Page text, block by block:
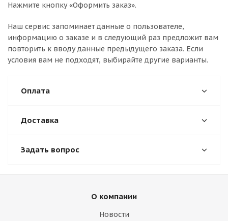
Нажмите кнопку «Оформить заказ».
Наш сервис запоминает данные о пользователе,
информацию о заказе и в следующий раз предложит вам
повторить к вводу данные предыдущего заказа. Если
условия вам не подходят, выбирайте другие варианты.
Оплата
Доставка
Задать вопрос
О компании
Новости